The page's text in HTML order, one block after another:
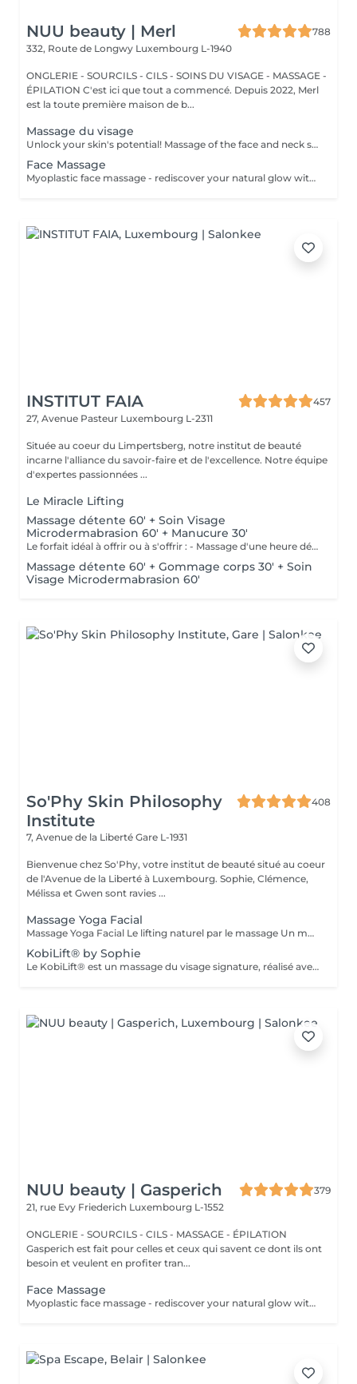
NUU beauty | Merl
788
332, Route de Longwy Luxembourg L-1940
ONGLERIE - SOURCILS - CILS - SOINS DU VISAGE - MASSAGE -
ÉPILATION C'est ici que tout a commencé. Depuis 2022, Merl
est la toute première maison de b...
Massage du visage
Unlock your skin's potential! Massage of the face and neck stimulate blood circulation, promote relaxation, and improve the appearance of the skin. It represents rejuvenating treatment that can help you achieve a more youthful, glowing complexion. Age restrictions: recommended to do from 20 years. Post procedure recommendations: there are no post recommendations after these procedures. Frequency: for the constant result recommended to do 8-10 times, once in 1 week.
Face Massage
Myoplastic face massage - rediscover your natural glow with the deeply rejuvenating myoplastic face massage. This unique technique works not only on the surface of your skin but also on the deeper layers of muscles and fascia. Through precise, sculpting movements, it releases tension, improves circulation, and restores elasticity. The result? A lifted, defined, and radiant look that feels as refreshing as it appears. Every session is like a reset for your face leaving you looking youthful, relaxed, and glowing with vitality. Express face massage is designed for those who value their time while expecting visible, refined results. This 30-minute lifting massage focuses on precise muscle stimulation to restore facial tone, improve skin firmness, and redefine the natural facial contour. The treatment helps reduce visible signs of fatigue while stimulating microcirculation, allowing the skin to regain a fresh, radiant, and naturally healthy glow. Perfect as an additional boost to your body massage for complete relaxation and rejuvenation. Important: This treatment is available only as an add-on to any body massage and cannot be booked as a standalone service.
INSTITUT FAIA
457
27, Avenue Pasteur Luxembourg L-2311
Située au coeur du Limpertsberg, notre institut de beauté
incarne l'alliance du savoir-faire et de l'excellence. Notre équipe
d'expertes passionnées ...
Le Miracle Lifting
Massage détente 60' + Soin Visage
Microdermabrasion 60' + Manucure 30'
Le forfait idéal à offrir ou à s'offrir : - Massage d'une heure détente. - Soin visage d'une heure adapté au type de peau comprenant démaquillage, gommage, extraction des comédons, massage, masque et crème de soin. - Manucure comprenant le limage, la pousse et coupe des cuticules, gommage et massage avec crème de soin. Base transparente comprise si souhaitée.
Massage détente 60' + Gommage corps 30' + Soin
Visage Microdermabrasion 60'
So'Phy Skin Philosophy
Institute
408
7, Avenue de la Liberté Gare L-1931
Bienvenue chez So'Phy, votre institut de beauté situé au coeur
de l'Avenue de la Liberté à Luxembourg. Sophie, Clémence,
Mélissa et Gwen sont ravies ...
Massage Yoga Facial
Massage Yoga Facial Le lifting naturel par le massage Un massage du visage dynamique et profond qui stimule les muscles et relance les circulations pour redessiner les contours du visage. Grâce à des manuvres expertes et à l'utilisation d'outils spécifiques comme le Gua Sha et les Mushrooms, ce soin agit à la fois sur la tonicité de la peau et la détente des tensions faciales. Il permet de lisser les traits, d'illuminer le teint et de révéler un visage plus reposé et naturellement sculpté. Un soin idéal pour celles et ceux qui recherchent un effet visible, tout en profitant d'un moment de relâchement profond. Comme chaque soin chez So'Phy, le massage est adapté en fonction des besoins de votre peau et des tensions observées.
KobiLift® by Sophie
Le KobiLift® est un massage du visage signature, réalisé avec une gestuelle précise et rythmée visant à stimuler les muscles, relancer les circulations et libérer les tensions. Il agit en profondeur pour redessiner les contours du visage, lisser les traits et raviver l'éclat de la peau, tout en procurant un effet liftant naturel. Le KobiLift est proposé seul, pour un effet immédiat, ou intégré dans un soin du visage complet afin d'en renforcer les résultats et d'améliorer la qualité de la peau. À la fois tonique et relaxant, ce soin offre un véritable moment de lâcher-prise tout en apportant des résultats visibles. Idéal pour celles et ceux qui recherchent un visage plus lisse, plus lumineux et naturellement raffermi.
NUU beauty | Gasperich
379
21, rue Evy Friederich Luxembourg L-1552
ONGLERIE - SOURCILS - CILS - MASSAGE - ÉPILATION
Gasperich est fait pour celles et ceux qui savent ce dont ils ont
besoin et veulent en profiter tran...
Face Massage
Myoplastic face massage - rediscover your natural glow with the deeply rejuvenating myoplastic face massage. This unique technique works not only on the surface of your skin but also on the deeper layers of muscles and fascia. Through precise, sculpting movements, it releases tension, improves circulation, and restores elasticity. The result? A lifted, defined, and radiant look that feels as refreshing as it appears. Every session is like a reset for your face leaving you looking youthful, relaxed, and glowing with vitality. Express Facial Massage is designed for those who value their time while expecting visible, refined results. This 30-minute lifting massage focuses on precise muscle stimulation to restore facial tone, improve skin firmness, and redefine the natural facial contour. The treatment helps reduce visible signs of fatigue while stimulating microcirculation, allowing the skin to regain a fresh, radiant, and naturally healthy glow. Perfect as an additional boost to your body massage for complete relaxation and rejuvenation. Important: This treatment is available only as an add-on to any body massage and cannot be booked as a standalone service.